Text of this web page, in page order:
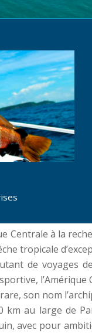
Centrale à la
tropicale
de voyages
l’Amérique
son nom
km au large de
avec pour